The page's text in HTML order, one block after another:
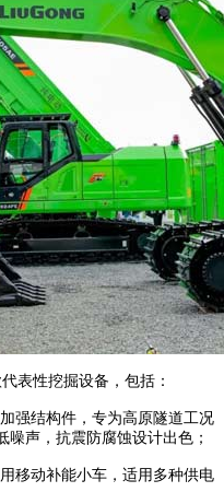
表性挖掘设备，包括：
强结构件，专为高原隧道工况
噪声，抗震防腐蚀设计出色；
移动补能小车，适用多种供电